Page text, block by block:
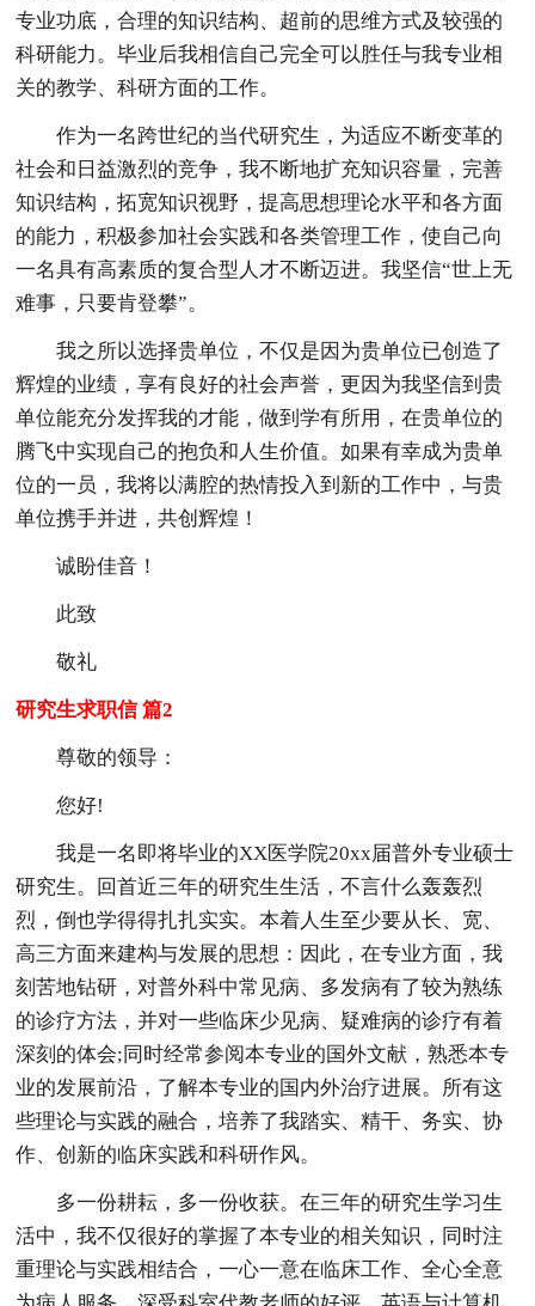
专业功底，合理的知识结构、超前的思维方式及较强的
科研能力。毕业后我相信自己完全可以胜任与我专业相
关的教学、科研方面的工作。
作为一名跨世纪的当代研究生，为适应不断变革的
社会和日益激烈的竞争，我不断地扩充知识容量，完善
知识结构，拓宽知识视野，提高思想理论水平和各方面
的能力，积极参加社会实践和各类管理工作，使自己向
一名具有高素质的复合型人才不断迈进。我坚信“世上无
难事，只要肯登攀”。
我之所以选择贵单位，不仅是因为贵单位已创造了
辉煌的业绩，享有良好的社会声誉，更因为我坚信到贵
单位能充分发挥我的才能，做到学有所用，在贵单位的
腾飞中实现自己的抱负和人生价值。如果有幸成为贵单
位的一员，我将以满腔的热情投入到新的工作中，与贵
单位携手并进，共创辉煌！
诚盼佳音！
此致
敬礼
研究生求职信 篇2
尊敬的领导：
您好!
我是一名即将毕业的XX医学院20xx届普外专业硕士
研究生。回首近三年的研究生生活，不言什么轰轰烈
烈，倒也学得得扎扎实实。本着人生至少要从长、宽、
高三方面来建构与发展的思想：因此，在专业方面，我
刻苦地钻研，对普外科中常见病、多发病有了较为熟练
的诊疗方法，并对一些临床少见病、疑难病的诊疗有着
深刻的体会;同时经常参阅本专业的国外文献，熟悉本专
业的发展前沿，了解本专业的国内外治疗进展。所有这
些理论与实践的融合，培养了我踏实、精干、务实、协
作、创新的临床实践和科研作风。
多一份耕耘，多一份收获。在三年的研究生学习生
活中，我不仅很好的掌握了本专业的相关知识，同时注
重理论与实践相结合，一心一意在临床工作、全心全意